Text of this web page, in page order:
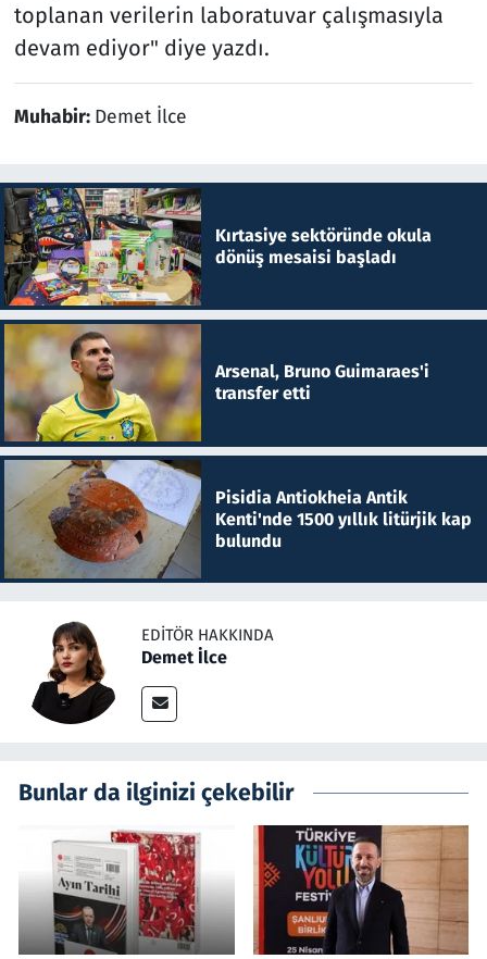
toplanan verilerin laboratuvar çalışmasıyla
devam ediyor" diye yazdı.
Muhabir: Demet İlce
Kırtasiye sektöründe okula
dönüş mesaisi başladı
Arsenal, Bruno Guimaraes'i
transfer etti
Pisidia Antiokheia Antik
Kenti'nde 1500 yıllık litürjik kap
bulundu
EDITÖR HAKKINDA
Demet İlce
Bunlar da ilginizi çekebilir